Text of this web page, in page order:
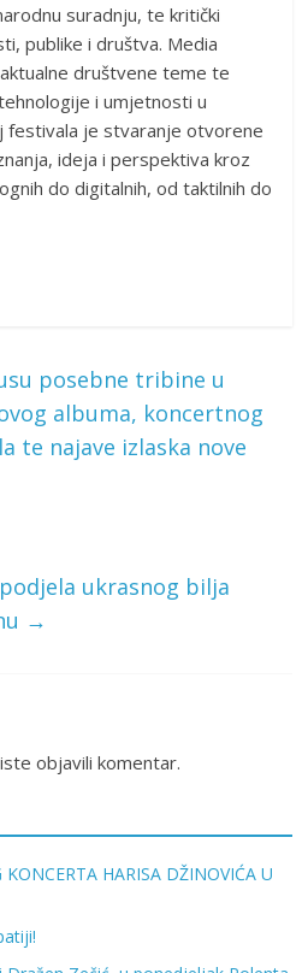
suradnju, te kritički
publike i društva. Media
društvene teme te
i umjetnosti u
festivala je stvaranje otvorene
ideja i perspektiva kroz
do digitalnih, od taktilnih do
posebne tribine u
albuma, koncertnog
te najave izlaska nove
ukrasnog bilja
→
objavili komentar.
HARISA DŽINOVIĆA U